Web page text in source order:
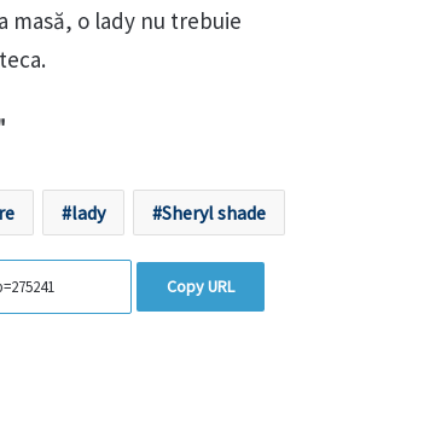
masă, o lady nu trebuie
lady Sheryl shade
Copy URL